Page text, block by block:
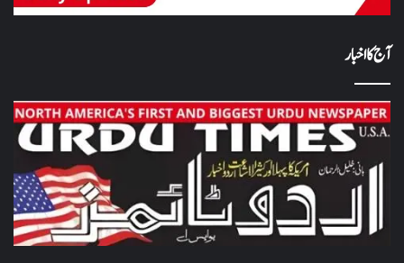
آج کا اخبار